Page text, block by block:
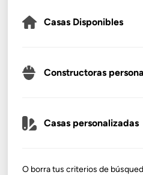
Casas Disponibles
Constructoras
Casas personalizadas
O borra tus criterios de